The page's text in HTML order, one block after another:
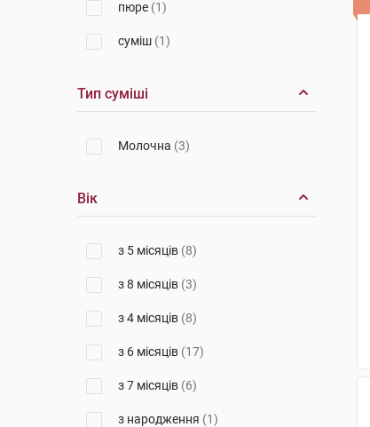
пюре (1)
суміш (1)
Тип суміші
Молочна (3)
Вік
з 5 місяців (8)
з 8 місяців (3)
з 4 місяців (8)
з 6 місяців (17)
з 7 місяців (6)
з народження (1)